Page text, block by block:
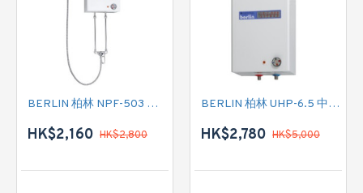
BERLIN 柏林 NPF-503 花灑儲水式(低壓電熱水爐)
HK$2,160 HK$2,800
BERLIN 柏林 UHP-6.5 中央儲水式(高壓電熱水爐)
HK$2,780 HK$5,000